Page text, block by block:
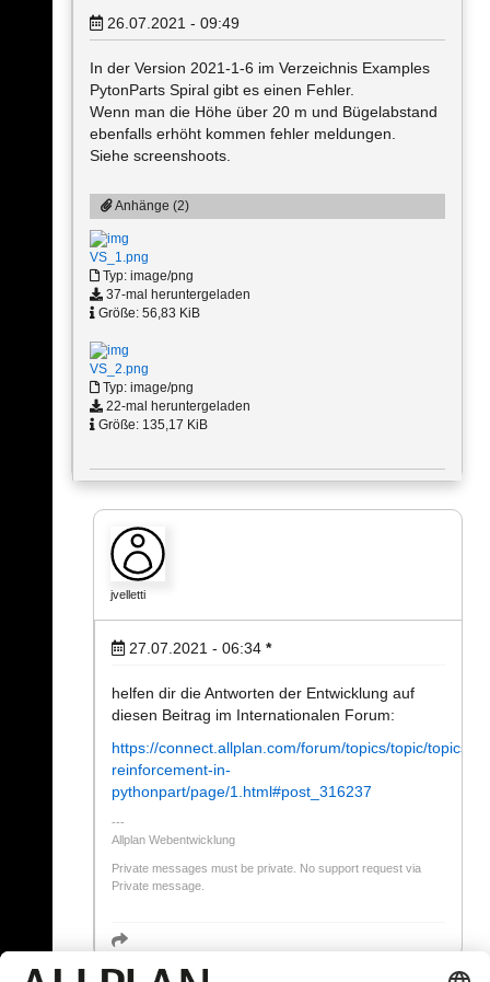
26.07.2021 - 09:49
In der Version 2021-1-6 im Verzeichnis Examples
PytonParts Spiral gibt es einen Fehler.
Wenn man die Höhe über 20 m und Bügelabstand
ebenfalls erhöht kommen fehler meldungen.
Siehe screenshoots.
Anhänge (2)
VS_1.png
Typ: image/png
37-mal heruntergeladen
Größe: 56,83 KiB
VS_2.png
Typ: image/png
22-mal heruntergeladen
Größe: 135,17 KiB
jvelletti
27.07.2021 - 06:34 *
helfen dir die Antworten der Entwicklung auf
diesen Beitrag im Internationalen Forum:
https://connect.allplan.com/forum/topics/topic/topics/
reinforcement-in-
pythonpart/page/1.html#post_316237
Allplan Webentwicklung
Private messages must be private. No support request via
Private message.